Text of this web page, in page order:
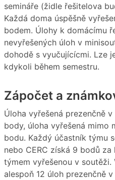
semináře (židle řešitelova
Každá doma úspěšně
bodem. Úlohy k domácímu
nevyřešených úloh v
dohodě s vyučujícícmi. Lze
kdykoli během semestru.
Zápočet a
Úloha vyřešená prezenčně
body, úloha vyřešená mimo
bodu. Každý účastník týmu
nebo CERC získá 9 bodů
týmem vyřešenou v
alespoň 12 úloh prezenčně